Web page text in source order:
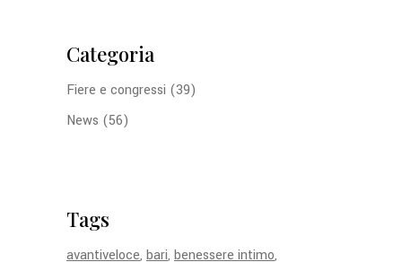
Categoria
Fiere e congressi (39)
News (56)
Tags
avantiveloce bari benessere intimo